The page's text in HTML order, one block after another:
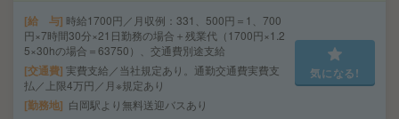
給 与 時給1700円／月収例：331、500円＝1、700
円×7時間30分×21日勤務の場合＋残業代（1700円×1.2
5×30hの場合＝63750）、交通費別途支給
交通費 実費支給／当社規定あり。通勤交通費実費支
払／上限4万円／月※規定あり
勤務地 白岡駅より無料送迎バスあり
気になる!